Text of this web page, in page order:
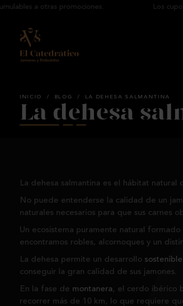
a otras promociones. Los
INICIO / BLOG / LA DEHESA SALMANTINA
La dehesa
La dehesa salmantina es el hábitat
No puede entenderse la calidad de un
naturales necesarios para que sus carnes
Un ecosistema puramente natural
encontramos robles, alcornoques y un
La dehesa permite un desarrollo sostenible
conseguir la gran calidad de sus jamones.
En la fase de montanera, el cerdo ibérico
recorrer más de 10 km, lo que requiere